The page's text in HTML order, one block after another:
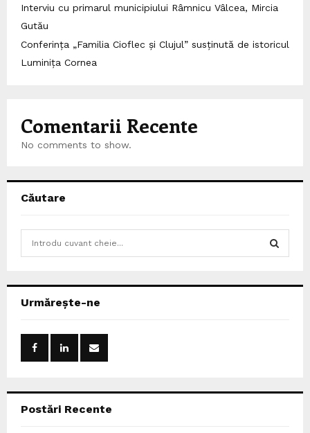
Interviu cu primarul municipiului Râmnicu Vâlcea, Mircia
Gutău
Conferința „Familia Cioflec și Clujul” susținută de istoricul
Luminița Cornea
Comentarii Recente
No comments to show.
Căutare
h
Urmărește-ne
Postări Recente